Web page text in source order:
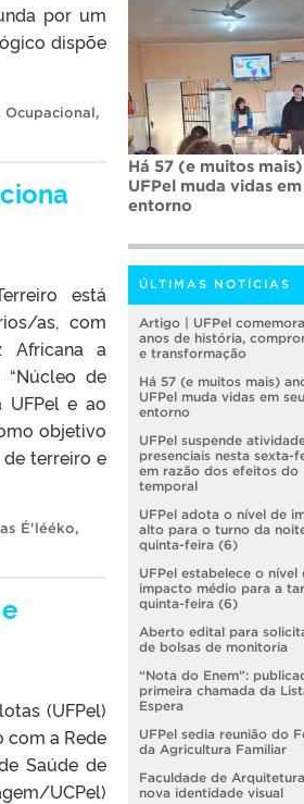
por um
dispõe
Ocupacional,
está
as, com
Africana a
de
UFPel e ao
objetivo
terreiro e
É'lééko,
(UFPel)
com a Rede
Saúde de
UCPel)
Há 57 (e muitos
UFPel muda vidas em
entorno
ÚLTIMAS NOTÍCIAS
Artigo | UFPel
anos de história,
e transformação
Há 57 (e muitos mais)
UFPel muda vidas em seu
entorno
UFPel suspende
presenciais nesta sexta-
em razão dos efeitos do
temporal
UFPel adota o nível de
alto para o turno da
quinta-feira (6)
UFPel estabelece o nível
impacto médio para a
quinta-feira (6)
Aberto edital para
de bolsas de monitoria
“Nota do Enem”:
primeira chamada da
Espera
UFPel sedia reunião do
da Agricultura Familiar
Faculdade de
nova identidade visual